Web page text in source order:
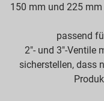
150 mm und 225
passend
2"- und 3"-Ventile
sicherstellen, dass